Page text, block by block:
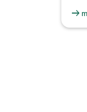
arrow_right_alt